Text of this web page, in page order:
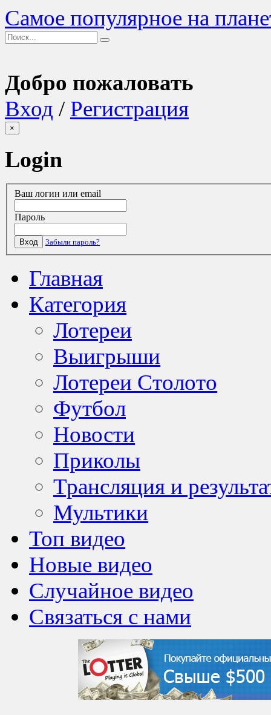
Самое популярное на
Добро пожаловать
Вход / Регистрация
×
Login
Ваш логин или email
Пароль
Вход Забыли пароль?
Главная
Категория
Лотереи
Выигрыши
Лотереи Столото
Футбол
Новости
Приколы
Трансляция и
Мультики
Топ видео
Новые видео
Случайное видео
Связаться с нами